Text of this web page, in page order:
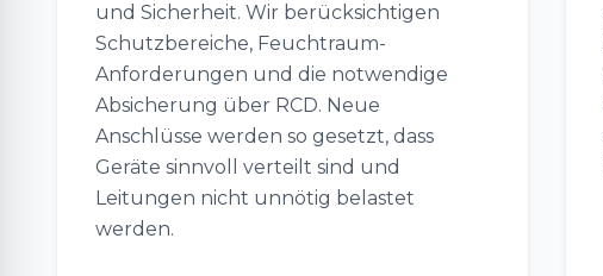
und Sicherheit. Wir berücksichtigen
Schutzbereiche, Feuchtraum-
Anforderungen und die notwendige
Absicherung über RCD. Neue
Anschlüsse werden so gesetzt, dass
Geräte sinnvoll verteilt sind und
Leitungen nicht unnötig belastet
werden.